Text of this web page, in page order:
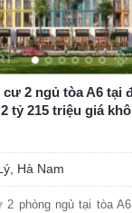
2 ngủ tòa A6 tại
tỷ 215 triệu giá
Hà Nam
2 phòng ngủ tại tòa